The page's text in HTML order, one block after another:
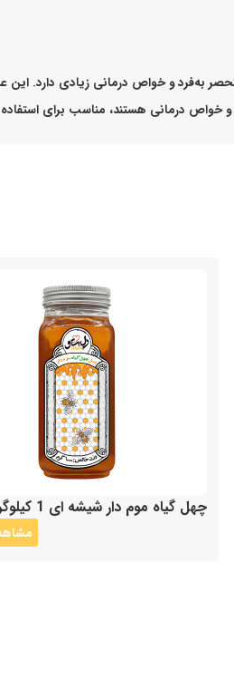
به‌فرد و خواص درمانی زیادی دارد.
و خواص درمانی هستند، مناسب برای
چهل گیاه موم دار شیشه ای 1 کیلوگرمی